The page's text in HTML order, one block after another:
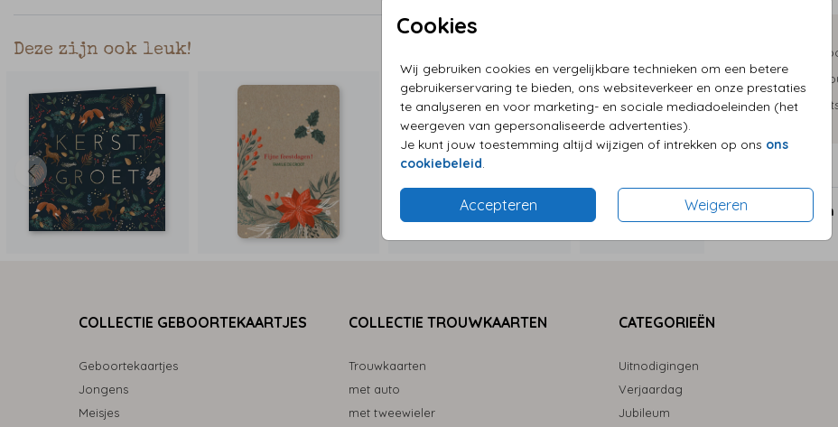
Cookies
Wij gebruiken cookies en vergelijkbare technieken om een betere
gebruikerservaring te bieden, ons websiteverkeer en onze prestaties
te analyseren en voor marketing- en sociale mediadoeleinden (het
weergeven van gepersonaliseerde advertenties).
Je kunt jouw toestemming altijd wijzigen of intrekken op ons ons
cookiebeleid.
Accepteren Weigeren
Deze zijn ook leuk!
Formaten
COLLECTIE GEBOORTEKAARTJES
Geboortekaartjes
Jongens
Meisjes
COLLECTIE TROUWKAARTEN
Trouwkaarten
met auto
met tweewieler
CATEGORIEËN
Uitnodigingen
Verjaardag
Jubileum